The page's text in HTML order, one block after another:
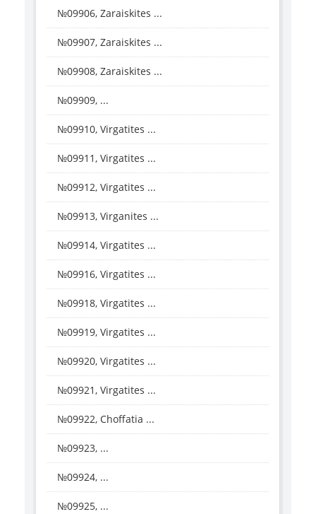
№09906, Zaraiskites ...
№09907, Zaraiskites ...
№09908, Zaraiskites ...
№09909, ...
№09910, Virgatites ...
№09911, Virgatites ...
№09912, Virgatites ...
№09913, Virganites ...
№09914, Virgatites ...
№09916, Virgatites ...
№09918, Virgatites ...
№09919, Virgatites ...
№09920, Virgatites ...
№09921, Virgatites ...
№09922, Choffatia ...
№09923, ...
№09924, ...
№09925, ...